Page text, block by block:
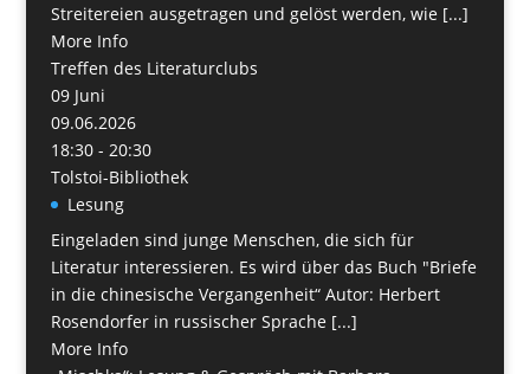
Streitereien ausgetragen und gelöst werden, wie [...]
More Info
Treffen des Literaturclubs
09 Juni
09.06.2026
18:30 - 20:30
Tolstoi-Bibliothek
Lesung
Eingeladen sind junge Menschen, die sich für
Literatur interessieren. Es wird über das Buch "Briefe
in die chinesische Vergangenheit“ Autor: Herbert
Rosendorfer in russischer Sprache [...]
More Info